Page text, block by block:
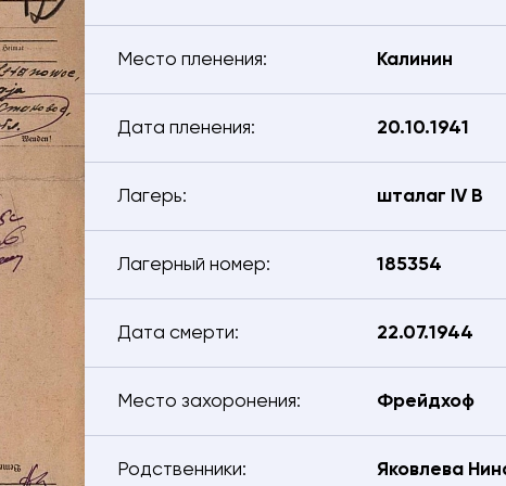
Место пленения: Калинин
Дата пленения: 20.10.1941
Лагерь: шталаг IV B
Лагерный номер: 185354
Дата смерти: 22.07.1944
Место захоронения: Фрейдхоф
Родственники: Яковлева
телефона
разыскиваемого
что даю
данных.